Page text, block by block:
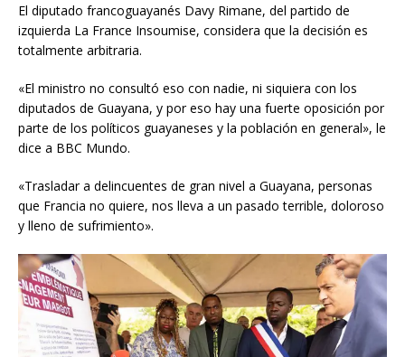
El diputado francoguayanés Davy Rimane, del partido de
izquierda La France Insoumise, considera que la decisión es
totalmente arbitraria.
«El ministro no consultó eso con nadie, ni siquiera con los
diputados de Guayana, y por eso hay una fuerte oposición por
parte de los políticos guayaneses y la población en general», le
dice a BBC Mundo.
«Trasladar a delincuentes de gran nivel a Guayana, personas
que Francia no quiere, nos lleva a un pasado terrible, doloroso
y lleno de sufrimiento».